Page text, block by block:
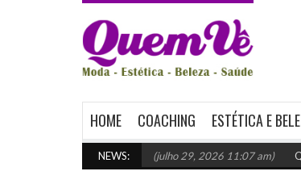
HOME COACHING ESTÉTICA E
NEWS:
como escolher o certo (julho 29, 2026 11:07 am)